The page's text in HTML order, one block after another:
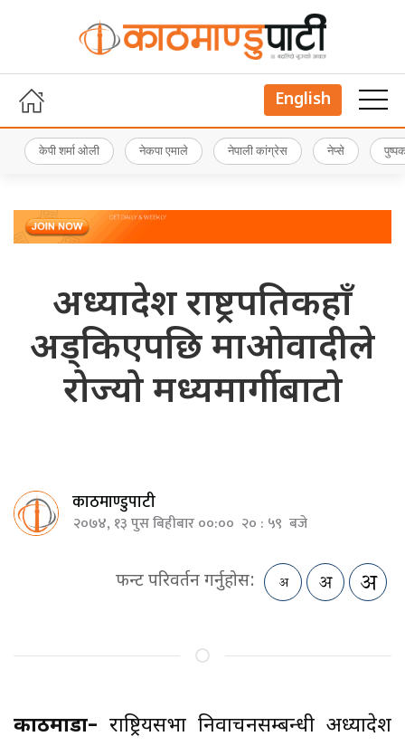
English
केपी शर्मा ओली नेकपा एमाले नेपाली कांग्रेस नेप्से
अध्यादेश राष्ट्रपतिकहाँ
अड्किएपछि माओवादीले
रोज्यो मध्यमार्गी बाटो
काठमाण्डुपाटी
२०७४, १३ पुस बिहीबार ००:०० २० : ५९ बजे
फन्ट परिवर्तन गर्नुहोस:
काठमाडौं– राष्ट्रियसभा निर्वाचनसम्बन्धी अध्यादेश